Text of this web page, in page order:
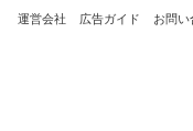
運営会社 広告ガイド お問い